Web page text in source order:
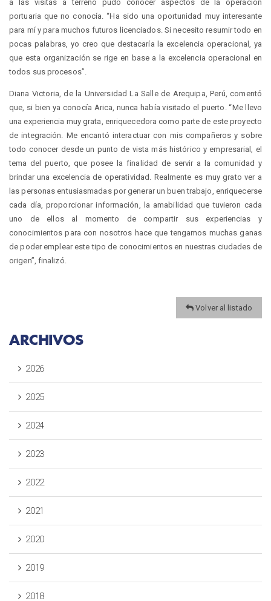
a las visitas a terreno pudo conocer aspectos de la operación
portuaria que no conocía. “Ha sido una oportunidad muy interesante
para mí y para muchos futuros licenciados. Si necesito resumir todo en
pocas palabras, yo creo que destacaría la excelencia operacional, ya
que esta organización se rige en base a la excelencia operacional en
todos sus procesos”.
Diana Victoria, de la Universidad La Salle de Arequipa, Perú, comentó
que, si bien ya conocía Arica, nunca había visitado el puerto. “Me llevo
una experiencia muy grata, enriquecedora como parte de este proyecto
de integración. Me encantó interactuar con mis compañeros y sobre
todo conocer desde un punto de vista más histórico y empresarial, el
tema del puerto, que posee la finalidad de servir a la comunidad y
brindar una excelencia de operatividad. Realmente es muy grato ver a
las personas entusiasmadas por generar un buen trabajo, enriquecerse
cada día, proporcionar información, la amabilidad que tuvieron cada
uno de ellos al momento de compartir sus experiencias y
conocimientos para con nosotros hace que tengamos muchas ganas
de poder emplear este tipo de conocimientos en nuestras ciudades de
origen”, finalizó.
Volver al listado
ARCHIVOS
2026
2025
2024
2023
2022
2021
2020
2019
2018